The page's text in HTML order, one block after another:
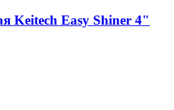
Keitech Easy Shiner 4"